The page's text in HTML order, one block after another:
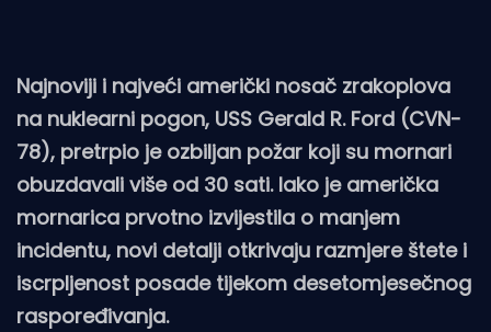
Najnoviji i najveći američki nosač zrakoplova
na nuklearni pogon, USS Gerald R. Ford (CVN-
78), pretrpio je ozbiljan požar koji su mornari
obuzdavali više od 30 sati. Iako je američka
mornarica prvotno izvijestila o manjem
incidentu, novi detalji otkrivaju razmjere štete i
iscrpljenost posade tijekom desetomjesečnog
raspoređivanja.